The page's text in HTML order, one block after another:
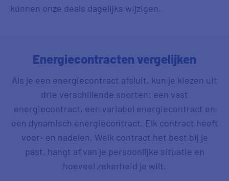
kunnen onze deals dagelijks wijzigen.
Energiecontracten vergelijken
Als je een energiecontract afsluit, kun je kiezen uit
drie verschillende soorten: een vast
energiecontract, een variabel energiecontract en
een dynamisch energiecontract. Elk contract heeft
voor- en nadelen. Welk contract het best bij je
past, hangt af van je persoonlijke situatie en
hoeveel zekerheid je wilt.